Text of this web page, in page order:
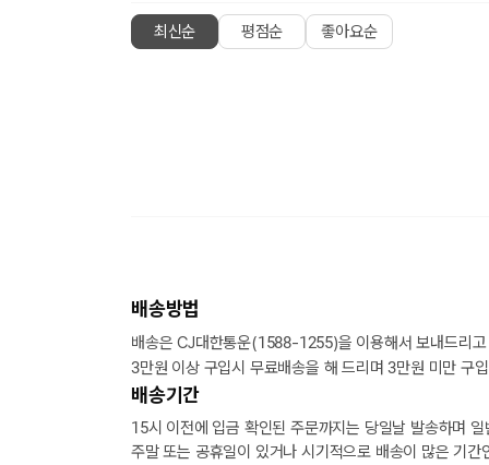
최신순 평점순 좋아요순
배송방법
배송은 CJ대한통운(1588-1255)을 이용해서 보내드리
3만원 이상 구입시 무료배송을 해 드리며 3만원 미만 구
배송기간
15시 이전에 입금 확인된 주문까지는 당일날 발송하며
주말 또는 공휴일이 있거나 시기적으로 배송이 많은 기